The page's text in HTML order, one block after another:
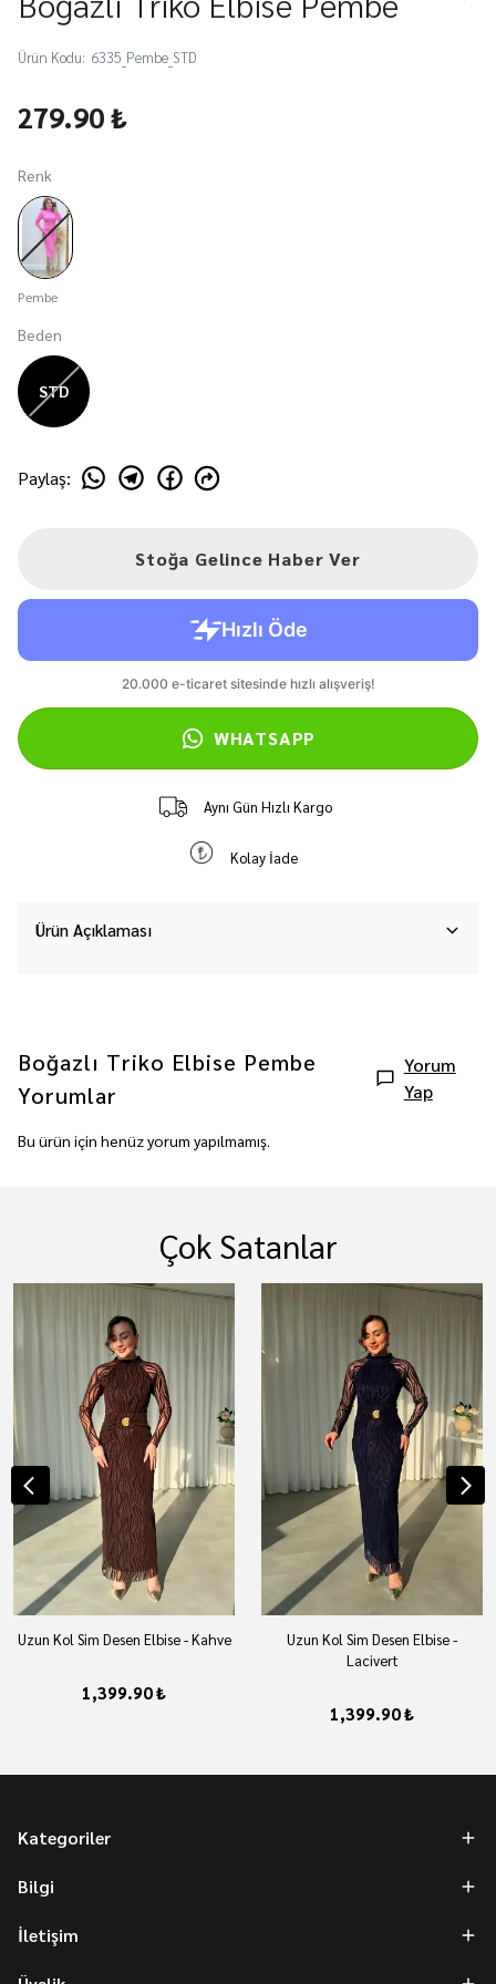
Ürün Kodu: 6335_Pembe_STD
279.90 ₺
Renk
Pembe
Beden
STD
Paylaş:
Stoğa Gelince Haber Ver
WHATSAPP
Aynı Gün Hızlı Kargo
Kolay İade
Ürün Açıklaması
Boğazlı Triko Elbise Pembe
Yorumlar
Yorum
Yap
Bu ürün için henüz yorum yapılmamış.
Çok Satanlar
Uzun Kol Sim Desen Elbise - Kahve
1,399.90 ₺
Uzun Kol Sim Desen Elbise -
Lacivert
1,399.90 ₺
Kategoriler
Bilgi
İletişim